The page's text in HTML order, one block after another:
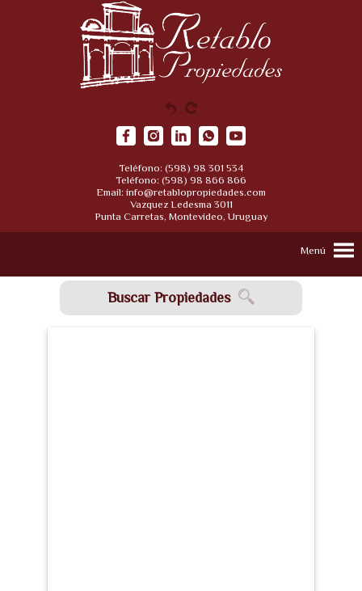
Teléfono: (598) 98 301 534
Teléfono: (598) 98 866 866
Email: info@retablopropiedades.com
Vazquez Ledesma 3011
Punta Carretas, Montevideo, Uruguay
Menú
Buscar Propiedades